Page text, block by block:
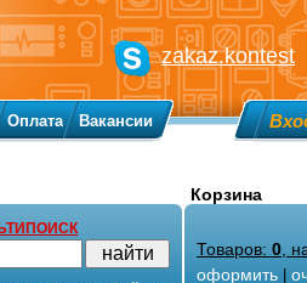
zakaz.kontest
Оплата Вакансии
Корзина
Товаров:0 ,
оформить |